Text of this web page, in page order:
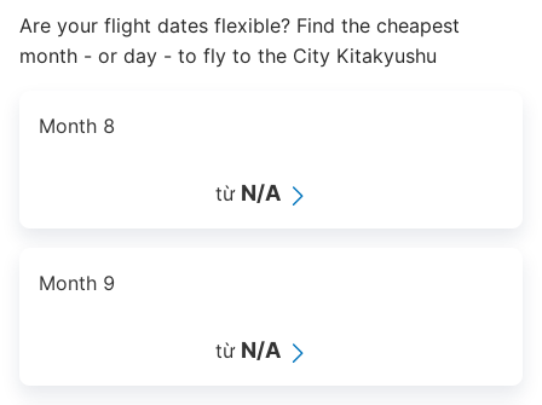
Are your flight dates flexible? Find the cheapest
month - or day - to fly to the City Kitakyushu
Month 8
từ N/A
Month 9
từ N/A